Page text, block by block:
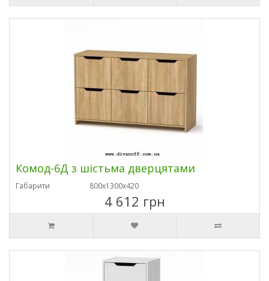
Комод-6Д з шістьма дверцятами
Габарити 800х1300х420
4 612 грн